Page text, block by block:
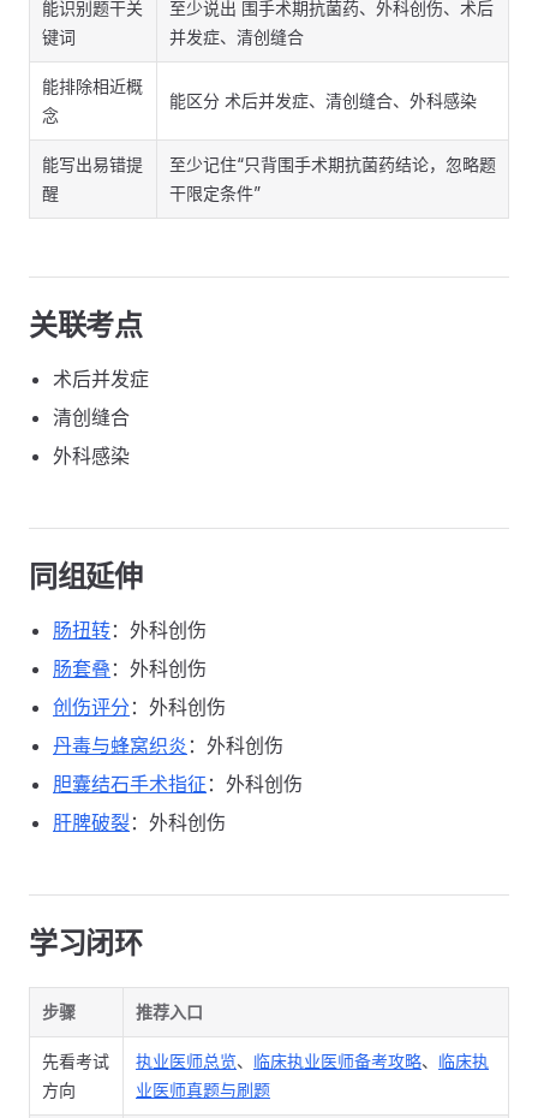
能识别题干关
键词
至少说出 围手术期抗菌药、外科创伤、术后
并发症、清创缝合
能排除相近概
念
能区分 术后并发症、清创缝合、外科感染
能写出易错提
醒
至少记住“只背围手术期抗菌药结论，忽略题
干限定条件”
关联考点
术后并发症
清创缝合
外科感染
同组延伸
肠扭转：外科创伤
肠套叠 ：外科创伤
创伤评分 ：外科创伤
丹毒与蜂窝织炎 ：外科创伤
胆囊结石手术指征 ：外科创伤
肝脾破裂：外科创伤
学习闭环
步骤 推荐入口
先看考试
方向
执业医师总览、 临床执业医师备考攻略、 临床执
业医师真题与刷题